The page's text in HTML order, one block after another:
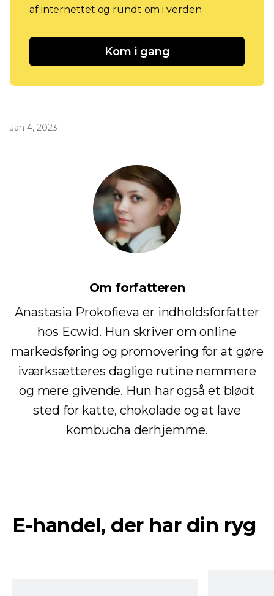
af internettet og rundt om i verden.
Kom i gang
Jan 4, 2023
Om forfatteren
Anastasia Prokofieva er indholdsforfatter
hos Ecwid. Hun skriver om online
markedsføring og promovering for at gøre
iværksætteres daglige rutine nemmere
og mere givende. Hun har også et blødt
sted for katte, chokolade og at lave
kombucha derhjemme.
E-handel, der har din ryg